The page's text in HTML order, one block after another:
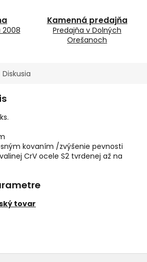
2008
Kamenná predajňa
Predajňa v Dolných
Orešanoch
Diskusia
kovaním /zvýšenie pevnosti
CrV ocele S2 tvrdenej až na
tovar